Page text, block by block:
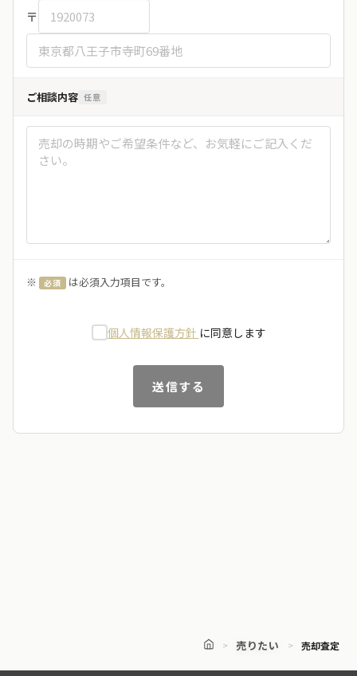
〒
ご相談内容 任意
※ 必須 は必須入力項目です。
個人情報保護方針 に同意します
売りたい 売却査定